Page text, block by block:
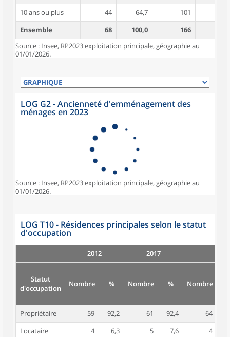
10 ans ou plus
44 64,7 101
Ensemble
68 100,0 166
Source : Insee, RP2023 exploitation principale, géographie au
01/01/2026.
LOG G2 - Ancienneté d'emménagement des
ménages en 2023
Source : Insee, RP2023 exploitation principale, géographie au
01/01/2026.
LOG T10 - Résidences principales selon le statut
d'occupation
2012 2017
Statut
d'occupation
Nombre % Nombre % Nombre
Propriétaire 59 92,2 61 92,4 64
Locataire
4 6,3 5 7,6 4